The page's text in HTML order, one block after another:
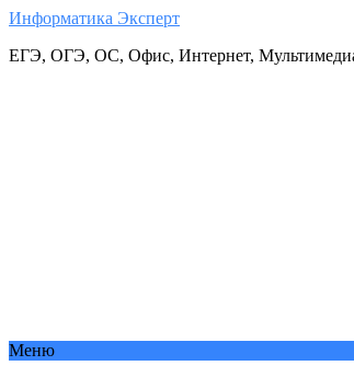
Информатика Эксперт
ЕГЭ, ОГЭ, ОС, Офис, Интернет,
Меню